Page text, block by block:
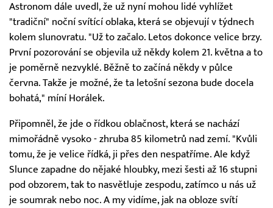
Astronom dále uvedl, že už nyní mohou lidé vyhlížet
"tradiční" noční svítící oblaka, která se objevují v týdnech
kolem slunovratu. "Už to začalo. Letos dokonce velice brzy.
První pozorování se objevila už někdy kolem 21. května a to
je poměrně nezvyklé. Běžně to začíná někdy v půlce
června. Takže je možné, že ta letošní sezona bude docela
bohatá," míní Horálek.
Připomněl, že jde o řídkou oblačnost, která se nachází
mimořádně vysoko - zhruba 85 kilometrů nad zemí. "Kvůli
tomu, že je velice řídká, ji přes den nespatříme. Ale když
Slunce zapadne do nějaké hloubky, mezi šesti až 16 stupni
pod obzorem, tak to nasvětluje zespodu, zatímco u nás už
je soumrak nebo noc. A my vidíme, jak na obloze svítí